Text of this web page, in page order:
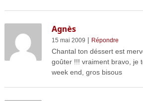
Agnès
15 mai 2009 | Répondre
Chantal ton déssert est
goûter !!! vraiment bravo, je
week end, gros bisous